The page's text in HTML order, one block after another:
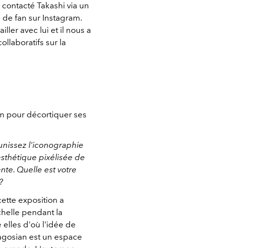
Takashi via un
fan sur Instagram.
avec lui et il nous a
sur la
pour décortiquer ses
l'iconographie
pixélisée de
Quelle est votre
exposition a
pendant la
elles d'où l'idée de
est un espace